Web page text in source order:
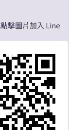
擊圖片加入 Line